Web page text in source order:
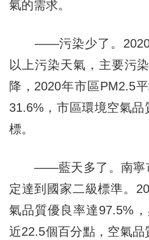
氣的需求。
——污染少了。2020
以上污染天氣，主要污
降，2020年市區PM2.5
31.6%，市區環境空氣
標。
——藍天多了。南寧市
定達到國家二級標準。
氣品質優良率達97.5%
近22.5個百分點，空氣